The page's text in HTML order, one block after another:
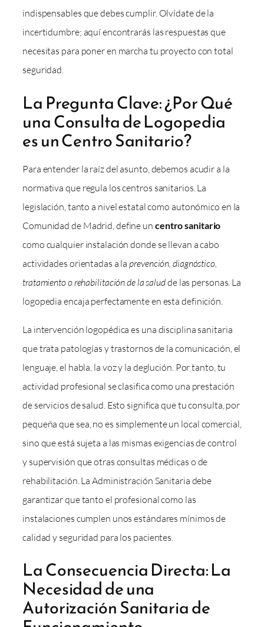
indispensables que debes cumplir. Olvídate de la
incertidumbre; aquí encontrarás las respuestas que
necesitas para poner en marcha tu proyecto con total
seguridad.
La Pregunta Clave: ¿Por Qué
una Consulta de Logopedia
es un Centro Sanitario?
Para entender la raíz del asunto, debemos acudir a la
normativa que regula los centros sanitarios. La
legislación, tanto a nivel estatal como autonómico en la
Comunidad de Madrid, define un centro sanitario
como cualquier instalación donde se llevan a cabo
actividades orientadas a la prevención, diagnóstico,
tratamiento o rehabilitación de la saludde las personas. La
logopedia encaja perfectamente en esta definición.
La intervención logopédica es una disciplina sanitaria
que trata patologías y trastornos de la comunicación, el
lenguaje, el habla, la voz y la deglución. Por tanto, tu
actividad profesional se clasifica como una prestación
de servicios de salud. Esto significa que tu consulta, por
pequeña que sea, no es simplemente un local comercial,
sino que está sujeta a las mismas exigencias de control
y supervisión que otras consultas médicas o de
rehabilitación. La Administración Sanitaria debe
garantizar que tanto el profesional como las
instalaciones cumplen unos estándares mínimos de
calidad y seguridad para los pacientes.
La Consecuencia Directa: La
Necesidad de una
Autorización Sanitaria de